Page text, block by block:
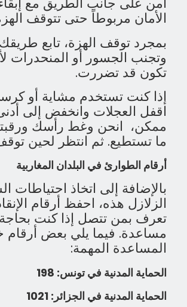
الأمان مربوطاً حتى تتوقف
بمجرد توقف الهزة، تابع
وتجنب الجسور أو المنحدرات
تكون قد تضررت.
إذا كنت تستخدم مشاية أو
اقفل العجلات وانخفض إلى
ممكن، انحن وغط رأسك
ما تستطيع. ثم انتظر لحين
أرقام الطوارئ في البلدان المغاربية
بالإضافة إلى اتخاذ احتياطات
الزلازل هذه، احفظ أرقام
تعرف بمن تتصل إذا كنت
مساعدة. فيما يلي بعض
المساعدة المهمة:
الحماية المدنية في تونس: 198
الحماية المدنية في الجزائر: 1021